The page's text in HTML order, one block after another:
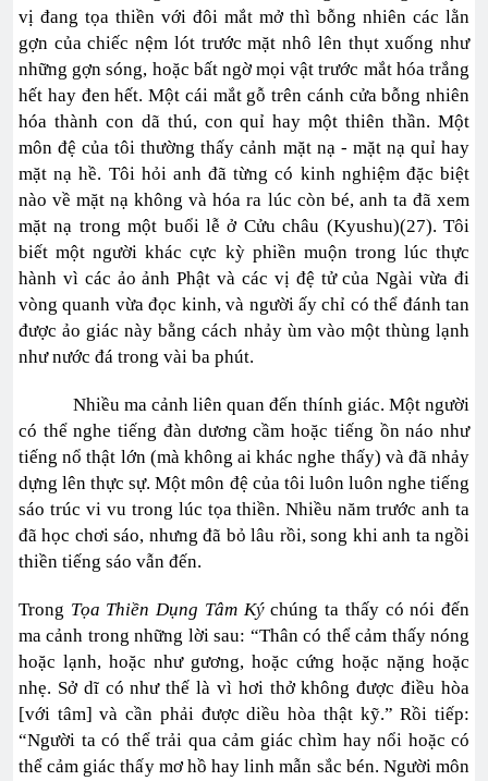
vị đang tọa thiền với đôi mắt mở thì bỗng nhiên các lằn
gợn của chiếc nệm lót trước mặt nhô lên thụt xuống như
những gợn sóng, hoặc bất ngờ mọi vật trước mắt hóa trắng
hết hay đen hết. Một cái mắt gỗ trên cánh cửa bỗng nhiên
hóa thành con dã thú, con quỉ hay một thiên thần. Một
môn đệ của tôi thường thấy cảnh mặt nạ - mặt nạ quỉ hay
mặt nạ hề. Tôi hỏi anh đã từng có kinh nghiệm đặc biệt
nào về mặt nạ không và hóa ra lúc còn bé, anh ta đã xem
mặt nạ trong một buổi lễ ở Cửu châu (Kyushu)(27). Tôi
biết một người khác cực kỳ phiền muộn trong lúc thực
hành vì các ảo ảnh Phật và các vị đệ tử của Ngài vừa đi
vòng quanh vừa đọc kinh, và người ấy chỉ có thể đánh tan
được ảo giác này bằng cách nhảy ùm vào một thùng lạnh
như nước đá trong vài ba phút.
Nhiều ma cảnh liên quan đến thính giác. Một người
có thể nghe tiếng đàn dương cầm hoặc tiếng ồn náo như
tiếng nổ thật lớn (mà không ai khác nghe thấy) và đã nhảy
dựng lên thực sự. Một môn đệ của tôi luôn luôn nghe tiếng
sáo trúc vi vu trong lúc tọa thiền. Nhiều năm trước anh ta
đã học chơi sáo, nhưng đã bỏ lâu rồi, song khi anh ta ngồi
thiền tiếng sáo vẫn đến.
Trong Tọa Thiền Dụng Tâm Kýchúng ta thấy có nói đến
ma cảnh trong những lời sau: “Thân có thể cảm thấy nóng
hoặc lạnh, hoặc như gương, hoặc cứng hoặc nặng hoặc
nhẹ. Sở dĩ có như thế là vì hơi thở không được điều hòa
[với tâm] và cần phải được diều hòa thật kỹ.” Rồi tiếp:
“Người ta có thể trải qua cảm giác chìm hay nổi hoặc có
thể cảm giác thấy mơ hồ hay linh mẫn sắc bén. Người môn